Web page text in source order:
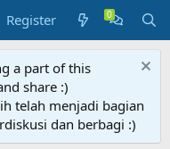
Register
a part of this
share :)
telah menjadi bagian
dan berbagi :)